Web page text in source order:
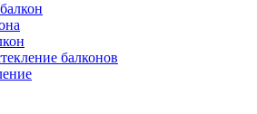
балконов